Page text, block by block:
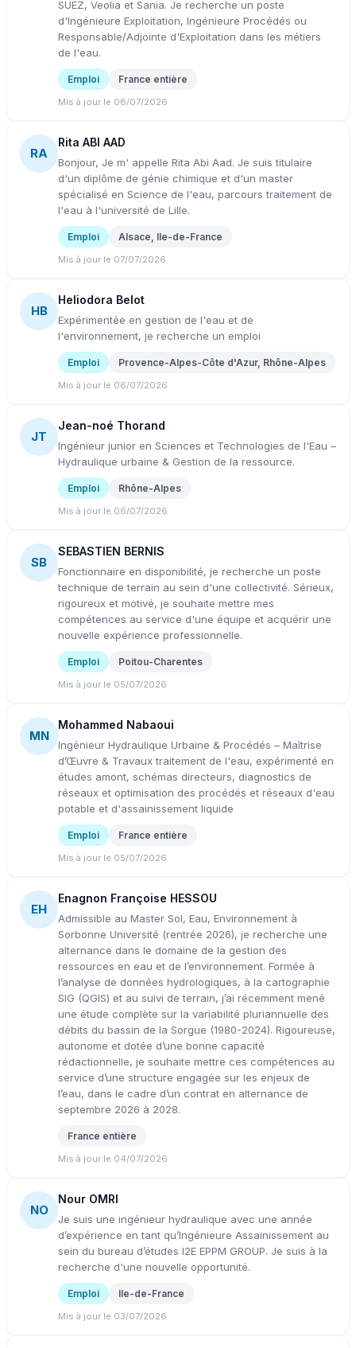
SUEZ, Veolia et Sania. Je recherche un poste
d'Ingénieure Exploitation, Ingénieure Procédés ou
Responsable/Adjointe d'Exploitation dans les métiers
de l'eau.
Emploi France entière
Mis à jour le 08/07/2026
RA
Rita ABI AAD
Bonjour, Je m' appelle Rita Abi Aad. Je suis titulaire
d'un diplôme de génie chimique et d'un master
spécialisé en Science de l'eau, parcours traitement de
l'eau à l'université de Lille.
Emploi Alsace, Ile-de-France
Mis à jour le 07/07/2026
HB
Heliodora Belot
Expérimentée en gestion de l'eau et de
l'environnement, je recherche un emploi
Emploi Provence-Alpes-Côte d'Azur, Rhône-Alpes
Mis à jour le 06/07/2026
JT
Jean-noé Thorand
Ingénieur junior en Sciences et Technologies de l'Eau –
Hydraulique urbaine & Gestion de la ressource.
Emploi Rhône-Alpes
Mis à jour le 06/07/2026
SB
SEBASTIEN BERNIS
Fonctionnaire en disponibilité, je recherche un poste
technique de terrain au sein d'une collectivité. Sérieux,
rigoureux et motivé, je souhaite mettre mes
compétences au service d'une équipe et acquérir une
nouvelle expérience professionnelle.
Emploi Poitou-Charentes
Mis à jour le 05/07/2026
MN
Mohammed Nabaoui
Ingénieur Hydraulique Urbaine & Procédés – Maîtrise
d’Œuvre & Travaux traitement de l'eau, expérimenté en
études amont, schémas directeurs, diagnostics de
réseaux et optimisation des procédés et réseaux d'eau
potable et d'assainissement liquide
Emploi France entière
Mis à jour le 05/07/2026
EH
Enagnon Françoise HESSOU
Admissible au Master Sol, Eau, Environnement à
Sorbonne Université (rentrée 2026), je recherche une
alternance dans le domaine de la gestion des
ressources en eau et de l’environnement. Formée à
l’analyse de données hydrologiques, à la cartographie
SIG (QGIS) et au suivi de terrain, j’ai récemment mené
une étude complète sur la variabilité pluriannuelle des
débits du bassin de la Sorgue (1980-2024). Rigoureuse,
autonome et dotée d’une bonne capacité
rédactionnelle, je souhaite mettre ces compétences au
service d’une structure engagée sur les enjeux de
l’eau, dans le cadre d’un contrat en alternance de
septembre 2026 à 2028.
France entière
Mis à jour le 04/07/2026
NO
Nour OMRI
Je suis une ingénieur hydraulique avec une année
d’expérience en tant qu’Ingénieure Assainissement au
sein du bureau d’études I2E EPPM GROUP. Je suis à la
recherche d'une nouvelle opportunité.
Emploi Ile-de-France
Mis à jour le 03/07/2026